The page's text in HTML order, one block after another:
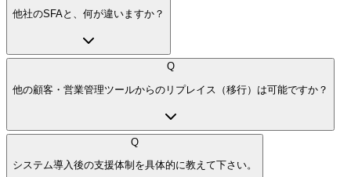
他社のSFAと、何が違いますか？
Q
他の顧客・営業管理ツールからのリプレイス（移行）は可能ですか？
Q
システム導入後の支援体制を具体的に教えて下さい。